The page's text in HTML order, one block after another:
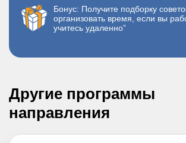
Бонус: Получите подборку
организовать время, если вы
учитесь удаленно”
Другие программы
направления